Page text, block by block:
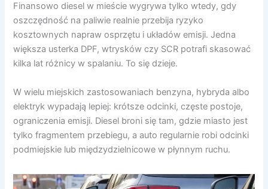
Finansowo diesel w mieście wygrywa tylko wtedy, gdy
oszczędność na paliwie realnie przebija ryzyko
kosztownych napraw osprzętu i układów emisji. Jedna
większa usterka DPF, wtrysków czy SCR potrafi skasować
kilka lat różnicy w spalaniu. To się dzieje.
W wielu miejskich zastosowaniach benzyna, hybryda albo
elektryk wypadają lepiej: krótsze odcinki, częste postoje,
ograniczenia emisji. Diesel broni się tam, gdzie miasto jest
tylko fragmentem przebiegu, a auto regularnie robi odcinki
podmiejskie lub międzydzielnicowe w płynnym ruchu.